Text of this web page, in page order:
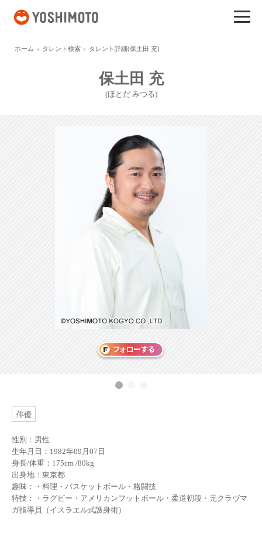
ホーム タレント検索 タレント詳細(保土田 充)
保土田 充
(ほとだ みつる)
俳優
性別：男性
生年月日：1982年09月07日
身長/体重：175cm /80kg
出身地：東京都
趣味：・料理・バスケットボール・格闘技
特技：・ラグビー・アメリカンフットボール・柔道初段・元クラヴマ
ガ指導員（イスラエル式護身術）